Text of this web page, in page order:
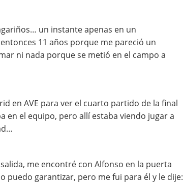
un instante apenas en un
11 años porque me pareció un
ni nada porque se metió en el campo a
en AVE para ver el cuarto partido de la final
en el equipo, pero allí estaba viendo jugar a
me encontré con Alfonso en la puerta
puedo garantizar, pero me fui para él y le dije: